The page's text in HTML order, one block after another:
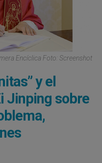
Encíclica Foto: Screenshot
y el
Jinping sobre